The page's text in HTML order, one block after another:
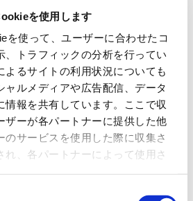
を使用します
を使って、ユーザーに合わせたコ
、トラフィックの分析を行ってい
よるサイトの利用状況についても
ャルメディアや広告配信、データ
情報を共有しています。ここで収
ザーが各パートナーに提供した他
のサービスを使用した際に収集さ
れ、各パートナーによって使用さ